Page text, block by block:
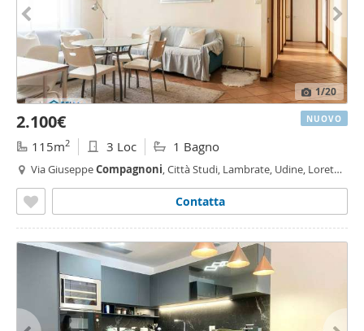
1/20
2.100€
115m2 3 Loc 1 Bagno
Via GiuseppeCompagnoni, Città Studi, Lambrate, Udine, Loreto,
Contatta
NUOVO